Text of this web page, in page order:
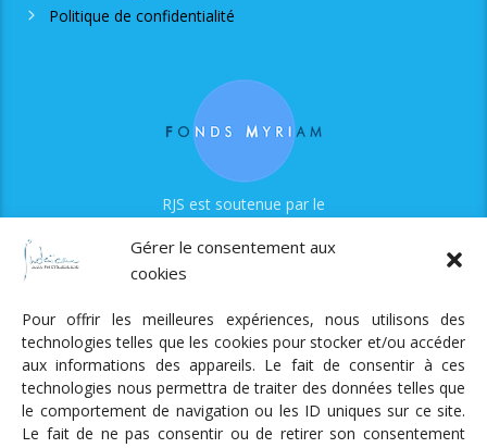
Gérer le consentement aux
cookies
Pour offrir les meilleures expériences, nous utilisons des
technologies telles que les cookies pour stocker et/ou accéder
aux informations des appareils. Le fait de consentir à ces
technologies nous permettra de traiter des données telles que
le comportement de navigation ou les ID uniques sur ce site.
Le fait de ne pas consentir ou de retirer son consentement
Politique de confidentialité
RJS est soutenue par le
Radio Judaica Strasbourg
Tous droits réservés